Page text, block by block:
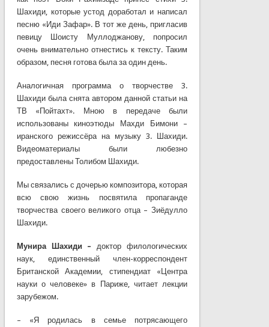
Шахиди, которые устод доработал и написал
песню «Иди Зафар». В тот же день, пригласив
певицу Шоисту Муллоджанову, попросил
очень внимательно отнестись к тексту. Таким
образом, песня готова была за один день.
Аналогичная программа о творчестве 3.
Шахиди была снята автором данной статьи на
ТВ «Пойтахт». Мною в передаче были
использованы киноэтюды Махди Бимони –
иранского режиссёра на музыку 3. Шахиди.
Видеоматериалы были любезно
предоставлены Толибом Шахиди.
Мы связались с дочерью композитора, которая
всю свою жизнь посвятила пропаганде
творчества своего великого отца – Зиёдулло
Шахиди.
Мунира Шахиди – доктор филологических
наук, единственный член-корреспондент
Британской Академии, стипендиат «Центра
науки о человеке» в Париже, читает лекции
зарубежом.
– «Я родилась в семье потрясающего